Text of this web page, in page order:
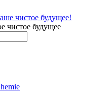
чистое будущее